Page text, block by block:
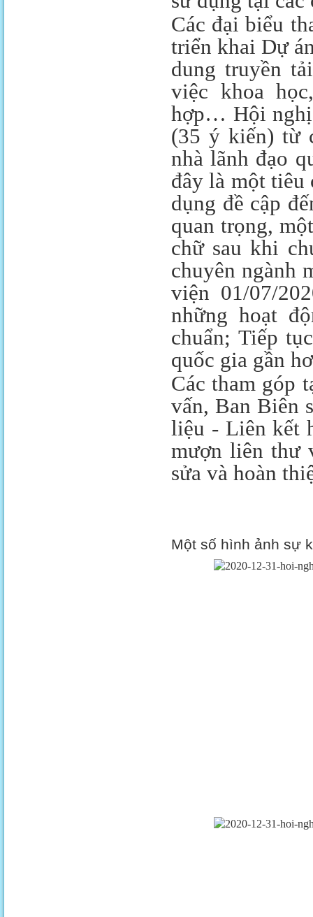
Các đại biểu
triển khai Dự
dung truyền
việc khoa
hợp… Hội nghị
(35 ý kiến) từ
nhà lãnh đạo
đây là một tiêu
dụng đề cập
quan trọng,
chữ sau khi
chuyên ngành
viện 01/07/
những hoạt
chuẩn; Tiếp
quốc gia gần
Các tham góp
vấn, Ban Biên
liệu - Liên kết
mượn liên thư
sửa và hoàn
Một số hình ảnh sự